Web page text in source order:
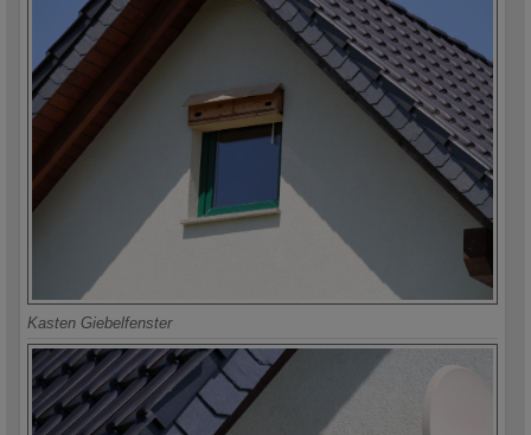
Kasten Giebelfenster